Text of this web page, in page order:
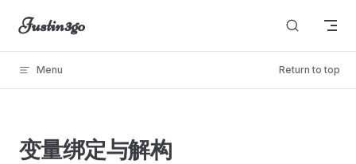
Skip to content
Justin3go
Menu Return to top
unable to load
变量绑定与解构